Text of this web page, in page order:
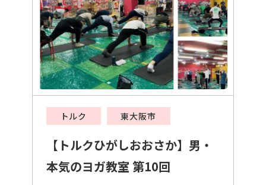
トルク 東大阪市
【トルクひがしおおさか】男・
本気のヨガ教室 第10回